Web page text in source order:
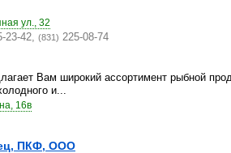
ул., 32
23-42, (831) 225-08-74
Вам широкий ассортимент рыбной
и...
16в
ПКФ, ООО